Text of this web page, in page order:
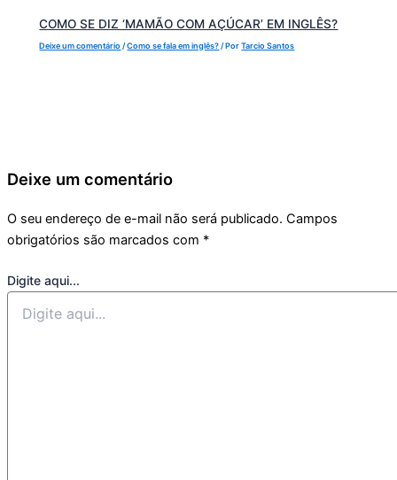
COMO SE DIZ ‘MAMÃO COM AÇÚCAR’ EM INGLÊS?
Deixe um comentário /Como se fala em inglês?/ PorTarcio Santos
Deixe um comentário
O seu endereço de e-mail não será publicado. Campos
obrigatórios são marcados com *
Digite aqui...